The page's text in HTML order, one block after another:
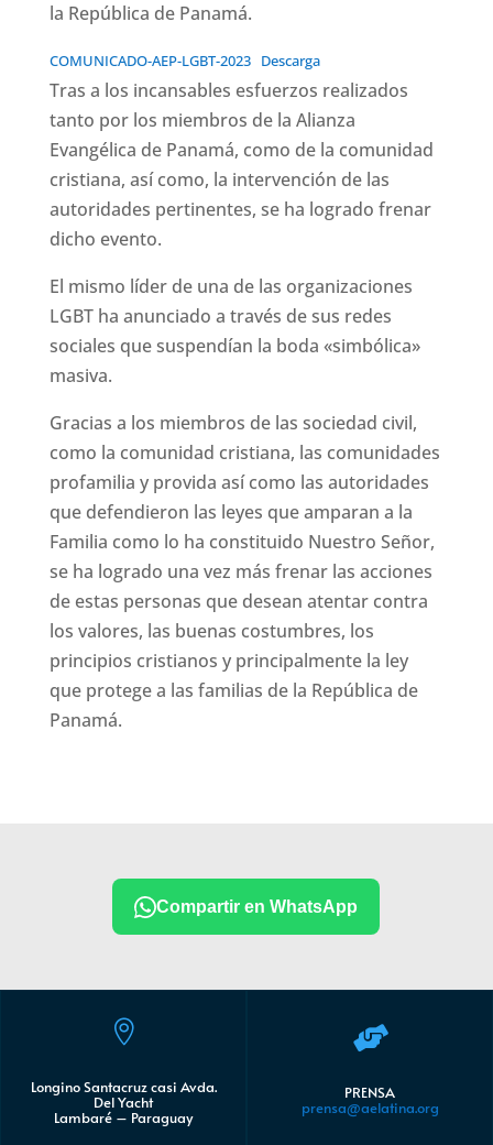
la República de Panamá.
COMUNICADO-AEP-LGBT-2023 Descarga
Tras a los incansables esfuerzos realizados
tanto por los miembros de la Alianza
Evangélica de Panamá, como de la comunidad
cristiana, así como, la intervención de las
autoridades pertinentes, se ha logrado frenar
dicho evento.
El mismo líder de una de las organizaciones
LGBT ha anunciado a través de sus redes
sociales que suspendían la boda «simbólica»
masiva.
Gracias a los miembros de las sociedad civil,
como la comunidad cristiana, las comunidades
profamilia y provida así como las autoridades
que defendieron las leyes que amparan a la
Familia como lo ha constituido Nuestro Señor,
se ha logrado una vez más frenar las acciones
de estas personas que desean atentar contra
los valores, las buenas costumbres, los
principios cristianos y principalmente la ley
que protege a las familias de la República de
Panamá.
Compartir en WhatsApp

Longino Santacruz casi Avda.
Del Yacht
Lambaré – Paraguay

PRENSA
prensa@aelatina.org